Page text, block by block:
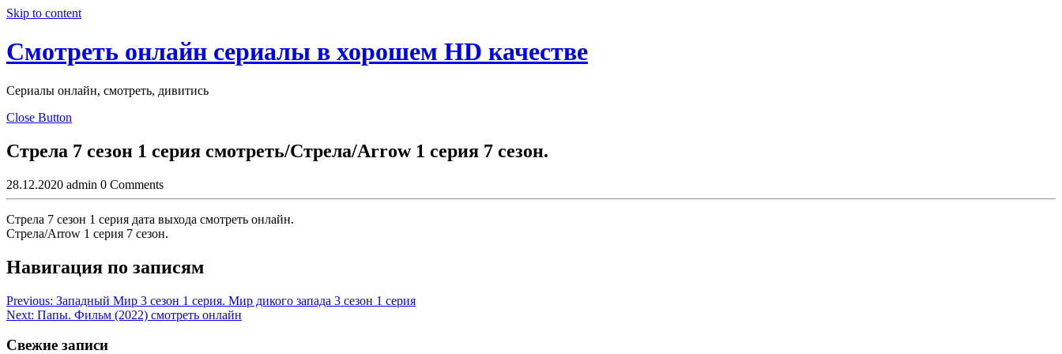
Skip to content
Смотреть онлайн сериалы в хорошем HD качестве
Сериалы онлайн, смотреть, дивитись
Close Button
Стрела 7 сезон 1 серия смотреть/Стрела/Arrow 1 серия 7 сезон.
28.12.2020 admin 0 Comments
Стрела 7 сезон 1 серия дата выхода смотреть онлайн.
Стрела/Arrow 1 серия 7 сезон.
Навигация по записям
Previous: Западный Мир 3 сезон 1 серия. Мир дикого запада 3 сезон 1 серия
Next: Папы. Фильм (2022) смотреть онлайн
Свежие записи